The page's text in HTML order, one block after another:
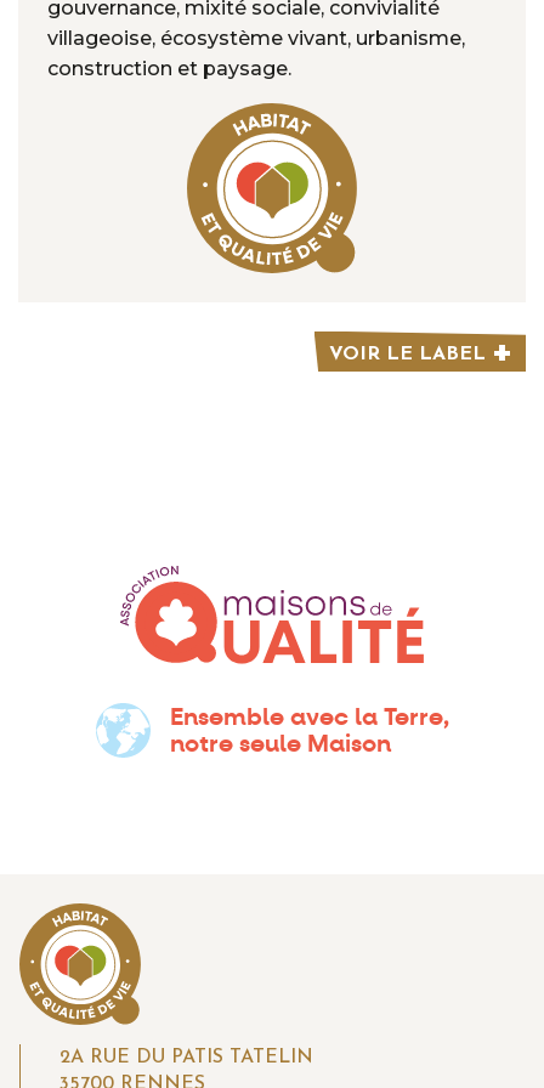
gouvernance, mixité sociale, convivialité
villageoise, écosystème vivant, urbanisme,
construction et paysage.
VOIR LE LABEL
Ensemble avec la Terre,
notre seule Maison
2A RUE DU PATIS TATELIN